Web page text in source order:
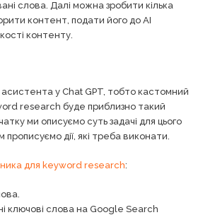
слова. Далі можна зробити кілька
контент, подати його до AI
контенту.
у Chat GPT, тобто кастомний
research буде приблизно такий
ми описуємо суть задачі для цього
прописуємо дії, які треба виконати.
для keyword research:
ключові слова на Google Search